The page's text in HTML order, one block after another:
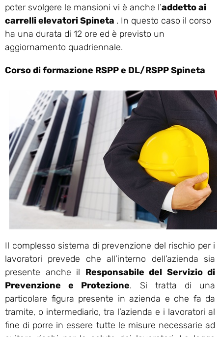
poter svolgere le mansioni vi è anche l’addetto ai
carrelli elevatori Spineta . In questo caso il corso
ha una durata di 12 ore ed è previsto un
aggiornamento quadriennale.
Corso di formazione RSPP e DL/RSPP Spineta
Il complesso sistema di prevenzione del rischio per i
lavoratori prevede che all’interno dell’azienda sia
presente anche il Responsabile del Servizio di
Prevenzione e Protezione. Si tratta di una
particolare figura presente in azienda e che fa da
tramite, o intermediario, tra l’azienda e i lavoratori al
fine di porre in essere tutte le misure necessarie ad